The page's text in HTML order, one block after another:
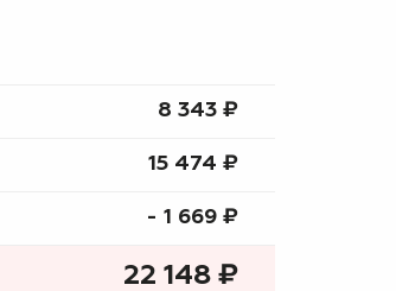
8 343 ₷
15 474 ₷
- 1 669 ₷
22 148 ₷